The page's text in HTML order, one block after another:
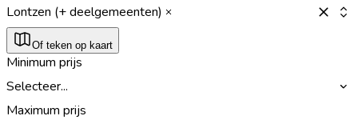
Lontzen (+ deelgemeenten)
Of teken op kaart
Minimum prijs
Selecteer...
Maximum prijs